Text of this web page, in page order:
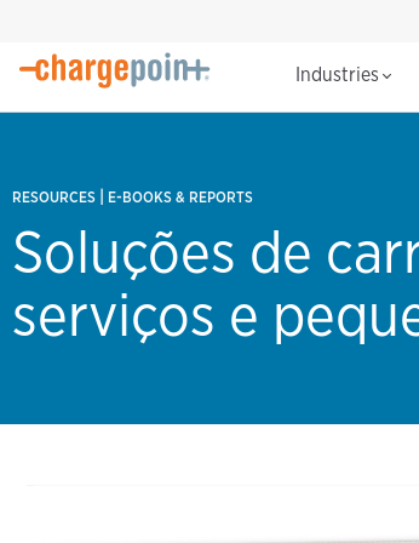
Industries
RESOURCES E-BOOKS & REPORTS
Soluções de
serviços e